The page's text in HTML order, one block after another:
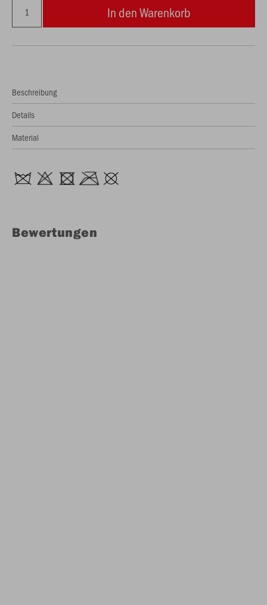
In den Warenkorb
Beschreibung
Details
Material
Bewertungen